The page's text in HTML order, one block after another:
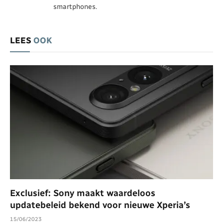
smartphones.
LEES OOK
Exclusief: Sony maakt waardeloos
updatebeleid bekend voor nieuwe Xperia’s
15/06/2023